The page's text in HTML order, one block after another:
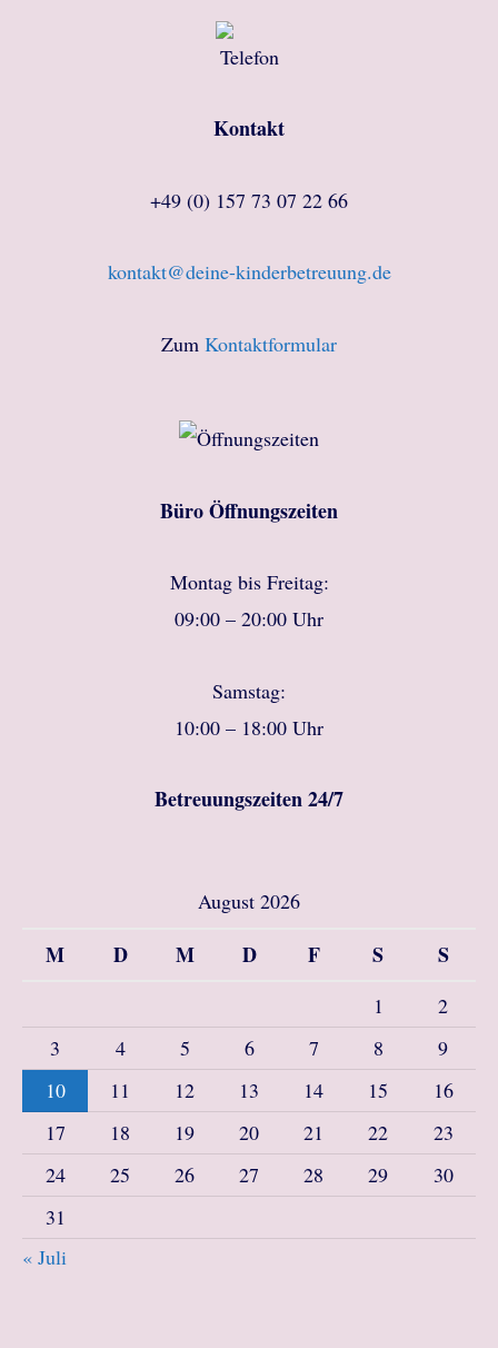
Kontakt
+49 (0) 157 73 07 22 66
kontakt@deine-kinderbetreuung.de
Zum Kontaktformular
Büro Öffnungszeiten
Montag bis Freitag:
09:00 – 20:00 Uhr
Samstag:
10:00 – 18:00 Uhr
Betreuungszeiten 24/7
August 2026
M D M D F S S
1
2
3
4 5 6 7 8
9
10
11 12 13 14 15
16
17
18 19 20 21 22
23
24
25 26 27 28 29
30
31
« Juli